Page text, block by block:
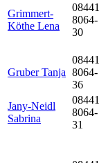
Grimmert-
Köthe Lena
08441
8064-
30
Gruber Tanja
08441
8064-
36
Jany-Neidl
Sabrina
08441
8064-
31